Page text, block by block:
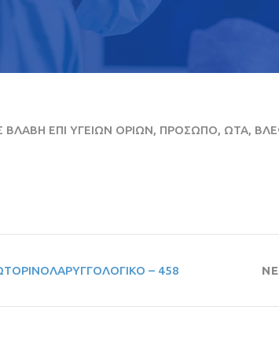
ΕΠΙ ΥΓΕΙΩΝ ΟΡΙΩΝ, ΠΡΟΣΩΠΟ, ΩΤΑ,
– 458